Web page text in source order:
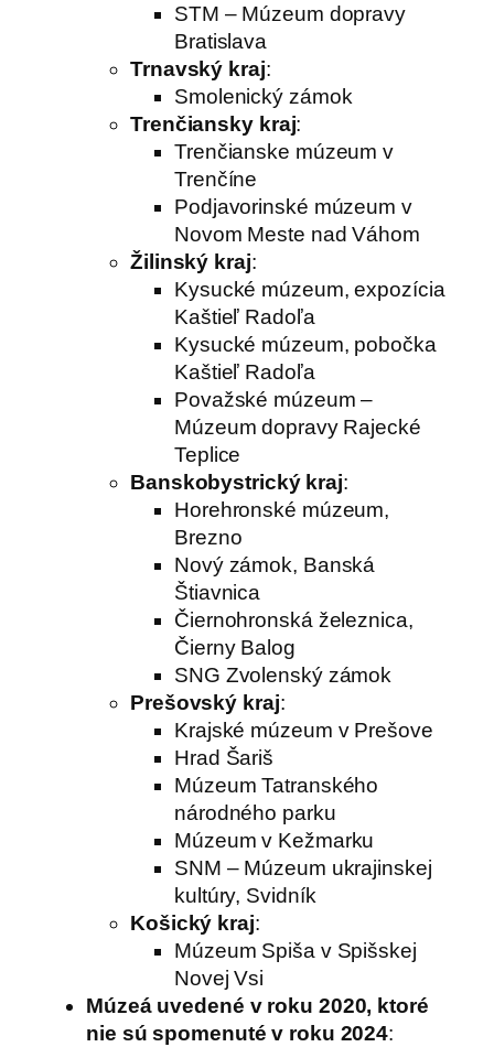
STM – Múzeum dopravy
Bratislava
Trnavský kraj:
Smolenický zámok
Trenčiansky kraj:
Trenčianske múzeum v
Trenčíne
Podjavorinské múzeum v
Novom Meste nad Váhom
Žilinský kraj:
Kysucké múzeum, expozícia
Kaštieľ Radoľa
Kysucké múzeum, pobočka
Kaštieľ Radoľa
Považské múzeum –
Múzeum dopravy Rajecké
Teplice
Banskobystrický kraj:
Horehronské múzeum,
Brezno
Nový zámok, Banská
Štiavnica
Čiernohronská železnica,
Čierny Balog
SNG Zvolenský zámok
Prešovský kraj:
Krajské múzeum v Prešove
Hrad Šariš
Múzeum Tatranského
národného parku
Múzeum v Kežmarku
SNM – Múzeum ukrajinskej
kultúry, Svidník
Košický kraj:
Múzeum Spiša v Spišskej
Novej Vsi
Múzeá uvedené v roku 2020, ktoré
nie sú spomenuté v roku 2024: